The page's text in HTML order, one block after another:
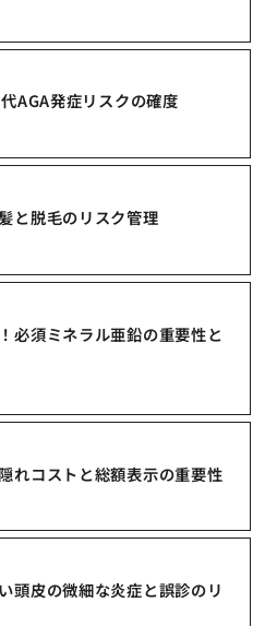
AGA発症リスクの確度
と脱毛のリスク管理
必須ミネラル亜鉛の重要性と
れコストと総額表示の重要性
頭皮の微細な炎症と誤診のリ